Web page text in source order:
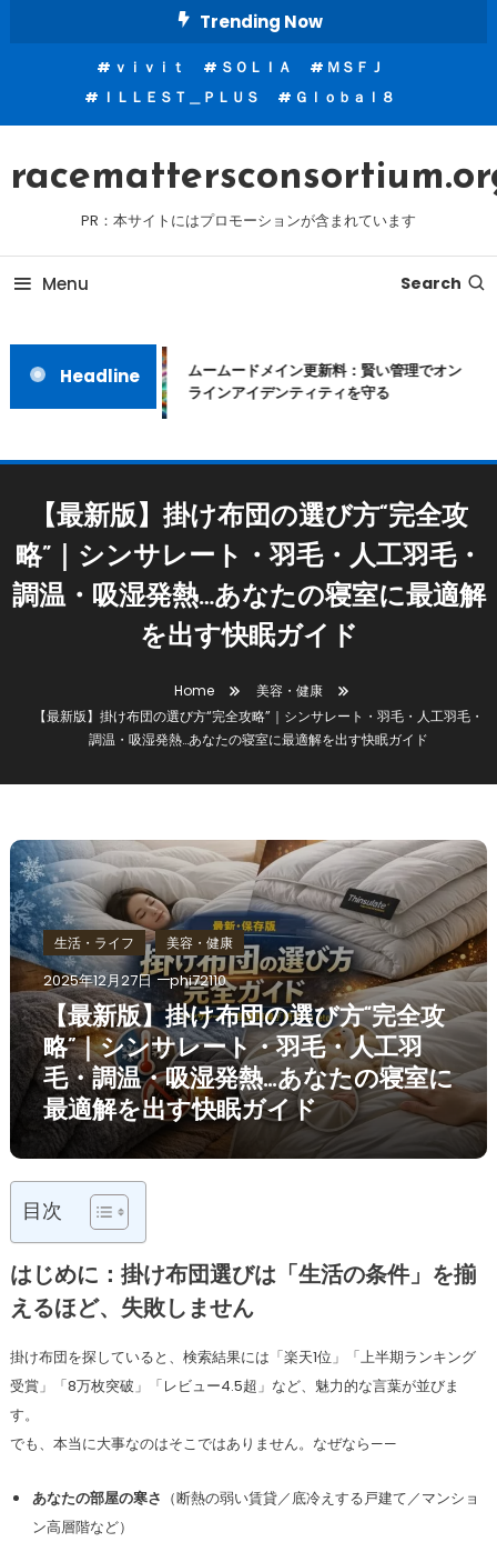
Trending Now
ｖｉｖｉｔ ＳＯＬＩＡ
ＭＳＦＪ
ＩＬＬＥＳＴ＿ＰＬＵＳ
Ｇｌｏｂａｌ８
PR：本サイトにはプロモーションが含まれています
Menu Search
Headline
ムームードメイン更新料：賢い管理でオン
ラインアイデンティティを守る
【最新版】掛け布団の選び方“完全攻
略”｜シンサレート・羽毛・人工羽毛・
調温・吸湿発熱…あなたの寝室に最適解
を出す快眠ガイド
Home
美容・健康
【最新版】掛け布団の選び方“完全攻略”｜シンサレート・羽毛・人工羽毛・
調温・吸湿発熱…あなたの寝室に最適解を出す快眠ガイド
生活・ライフ 美容・健康
2025年12月27日 phi72110
【最新版】掛け布団の選び方“完全攻
略”｜シンサレート・羽毛・人工羽
毛・調温・吸湿発熱…あなたの寝室に
最適解を出す快眠ガイド
目次
はじめに：掛け布団選びは「生活の条件」を揃
えるほど、失敗しません
掛け布団を探していると、検索結果には「楽天1位」「上半期ランキング
受賞」「8万枚突破」「レビュー4.5超」など、魅力的な言葉が並びま
す。
でも、本当に大事なのはそこではありません。なぜなら——
あなたの部屋の寒さ （断熱の弱い賃貸／底冷えする戸建て／マンショ
ン高層階など）